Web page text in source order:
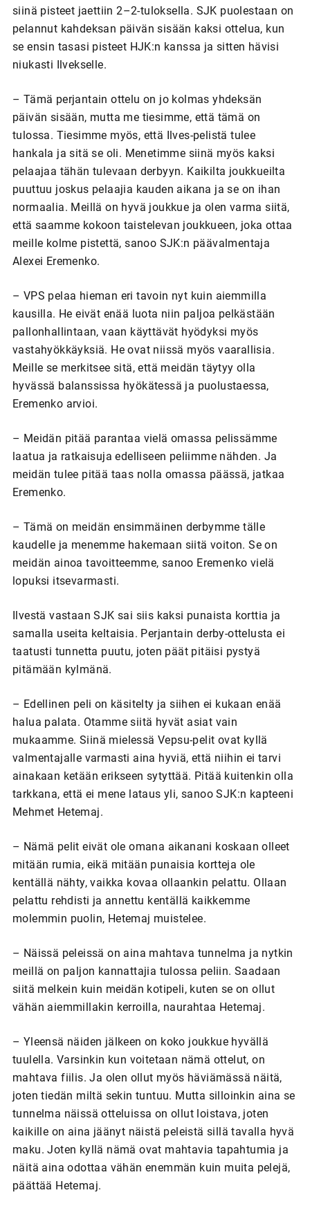
siinä pisteet jaettiin 2–2-tuloksella. SJK puolestaan on
pelannut kahdeksan päivän sisään kaksi ottelua, kun
se ensin tasasi pisteet HJK:n kanssa ja sitten hävisi
niukasti Ilvekselle.
– Tämä perjantain ottelu on jo kolmas yhdeksän
päivän sisään, mutta me tiesimme, että tämä on
tulossa. Tiesimme myös, että Ilves-pelistä tulee
hankala ja sitä se oli. Menetimme siinä myös kaksi
pelaajaa tähän tulevaan derbyyn. Kaikilta joukkueilta
puuttuu joskus pelaajia kauden aikana ja se on ihan
normaalia. Meillä on hyvä joukkue ja olen varma siitä,
että saamme kokoon taistelevan joukkueen, joka ottaa
meille kolme pistettä, sanoo SJK:n päävalmentaja
Alexei Eremenko.
– VPS pelaa hieman eri tavoin nyt kuin aiemmilla
kausilla. He eivät enää luota niin paljoa pelkästään
pallonhallintaan, vaan käyttävät hyödyksi myös
vastahyökkäyksiä. He ovat niissä myös vaarallisia.
Meille se merkitsee sitä, että meidän täytyy olla
hyvässä balanssissa hyökätessä ja puolustaessa,
Eremenko arvioi.
– Meidän pitää parantaa vielä omassa pelissämme
laatua ja ratkaisuja edelliseen peliimme nähden. Ja
meidän tulee pitää taas nolla omassa päässä, jatkaa
Eremenko.
– Tämä on meidän ensimmäinen derbymme tälle
kaudelle ja menemme hakemaan siitä voiton. Se on
meidän ainoa tavoitteemme, sanoo Eremenko vielä
lopuksi itsevarmasti.
Ilvestä vastaan SJK sai siis kaksi punaista korttia ja
samalla useita keltaisia. Perjantain derby-ottelusta ei
taatusti tunnetta puutu, joten päät pitäisi pystyä
pitämään kylmänä.
– Edellinen peli on käsitelty ja siihen ei kukaan enää
halua palata. Otamme siitä hyvät asiat vain
mukaamme. Siinä mielessä Vepsu-pelit ovat kyllä
valmentajalle varmasti aina hyviä, että niihin ei tarvi
ainakaan ketään erikseen sytyttää. Pitää kuitenkin olla
tarkkana, että ei mene lataus yli, sanoo SJK:n kapteeni
Mehmet Hetemaj.
– Nämä pelit eivät ole omana aikanani koskaan olleet
mitään rumia, eikä mitään punaisia kortteja ole
kentällä nähty, vaikka kovaa ollaankin pelattu. Ollaan
pelattu rehdisti ja annettu kentällä kaikkemme
molemmin puolin, Hetemaj muistelee.
– Näissä peleissä on aina mahtava tunnelma ja nytkin
meillä on paljon kannattajia tulossa peliin. Saadaan
siitä melkein kuin meidän kotipeli, kuten se on ollut
vähän aiemmillakin kerroilla, naurahtaa Hetemaj.
– Yleensä näiden jälkeen on koko joukkue hyvällä
tuulella. Varsinkin kun voitetaan nämä ottelut, on
mahtava fiilis. Ja olen ollut myös häviämässä näitä,
joten tiedän miltä sekin tuntuu. Mutta silloinkin aina se
tunnelma näissä otteluissa on ollut loistava, joten
kaikille on aina jäänyt näistä peleistä sillä tavalla hyvä
maku. Joten kyllä nämä ovat mahtavia tapahtumia ja
näitä aina odottaa vähän enemmän kuin muita pelejä,
päättää Hetemaj.